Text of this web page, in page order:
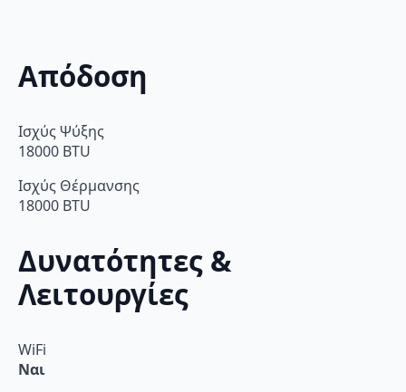
Απόδοση
Ισχύς Ψύξης
18000 BTU
Ισχύς Θέρμανσης
18000 BTU
Δυνατότητες &
Λειτουργίες
WiFi
Ναι